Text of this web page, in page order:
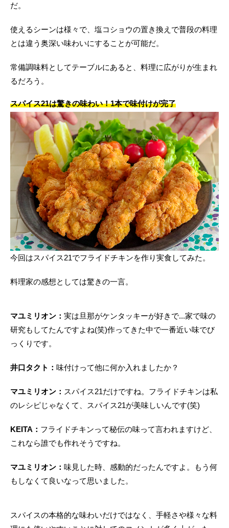
だ。
使えるシーンは様々で、塩コショウの置き換えで普段の料理
とは違う奥深い味わいにすることが可能だ。
常備調味料としてテーブルにあると、料理に広がりが生まれ
るだろう。
スパイス21は驚きの味わい！1本で味付けが完了
今回はスパイス21でフライドチキンを作り実食してみた。
料理家の感想としては驚きの一言。
マユミリオン： 実は旦那がケンタッキーが好きで...家で味の
研究もしてたんですよね(笑)作ってきた中で一番近い味でび
っくりです。
井口タクト： 味付けって他に何か入れましたか？
マユミリオン： スパイス21だけですね。フライドチキンは私
のレシピじゃなくて、スパイス21が美味しいんです(笑)
KEITA： フライドチキンって秘伝の味って言われますけど、
これなら誰でも作れそうですね。
マユミリオン： 味見した時、感動的だったんですよ。もう何
もしなくて良いなって思いました。
スパイスの本格的な味わいだけではなく、手軽さや様々な料